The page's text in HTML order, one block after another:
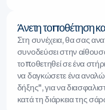
Άνετη τοποθέτηση
Στη συνέχεια, θα σας
συνοδεύσει στην
τοποθετηθεί σε ένα
να δαγκώσετε ένα
δήξης", για να
κατά τη διάρκεια της